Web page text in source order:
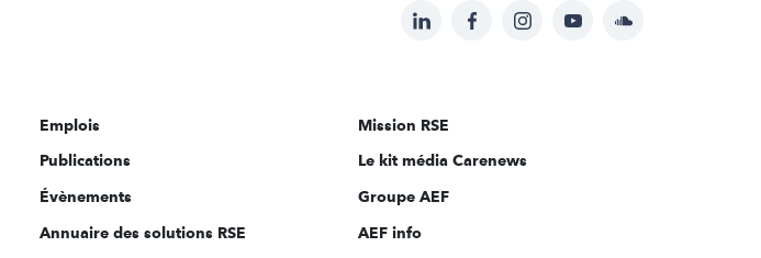
Suivez-
sur:
LinkedInFacebookInstagramYouTubeSoundcloud
Emplois
Publications
Évènements
Annuaire des solutions RSE
Mission RSE
Le kit média Carenews
Groupe AEF
AEF info